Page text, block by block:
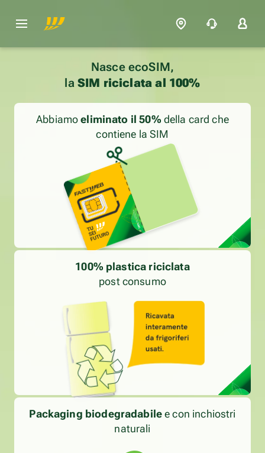
Nasce ecoSIM,
la SIM riciclata al 100%
Abbiamoeliminato il 50% della card che
contiene la SIM
100% plastica riciclata
post consumo
Packaging biodegradabilee con inchiostri
naturali